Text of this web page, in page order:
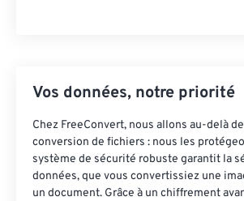
Vos données, notre priorité
Chez FreeConvert, nous allons au-delà
conversion de fichiers : nous les
système de sécurité robuste garantit la
données, que vous convertissiez une
un document. Grâce à un chiffrement